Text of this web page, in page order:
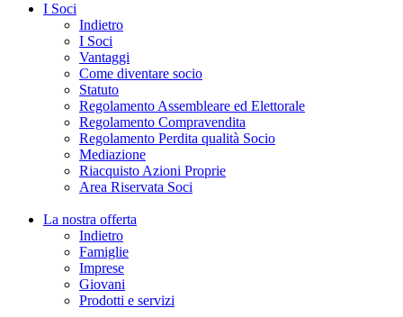
I Soci
Indietro
I Soci
Vantaggi
Come diventare socio
Statuto
Regolamento Assembleare ed Elettorale
Regolamento Compravendita
Regolamento Perdita qualità Socio
Mediazione
Riacquisto Azioni Proprie
Area Riservata Soci
La nostra offerta
Indietro
Famiglie
Imprese
Giovani
Prodotti e servizi